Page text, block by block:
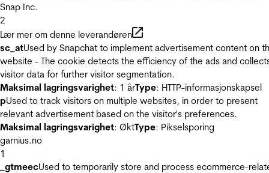
Snap Inc.
2
Lær mer om denne leverandøren
sc_atUsed by Snapchat to implement advertisement content on
website - The cookie detects the efficiency of the ads and
visitor data for further visitor segmentation.
Maksimal lagringsvarighet: 1 årType: HTTP-informasjonskapsel
pUsed to track visitors on multiple websites, in order to present
relevant advertisement based on the visitor's preferences.
Maksimal lagringsvarighet: ØktType: Pikselsporing
garnius.no
1
_gtmeecUsed to temporarily store and process ecommerce-